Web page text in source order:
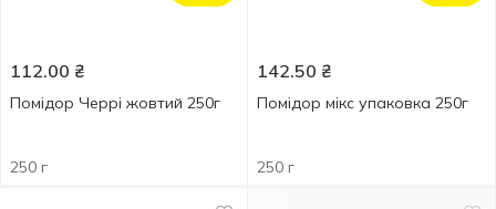
112.00 ₴
Помідор Черрі жовтий 250г
250 г
142.50 ₴
Помідор мікс упаковка 250г
250 г